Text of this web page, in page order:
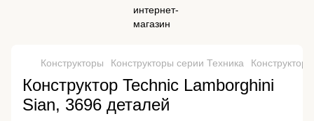
Конструкторы Конструкторы серии Техника Конструктор
Конструктор Technic Lamborghini
Sian, 3696 деталей